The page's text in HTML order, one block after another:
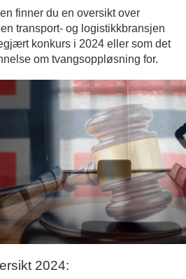
finner du en oversikt over
transport- og logistikkbransjen
konkurs i 2024 eller som det
om tvangsoppløsning for.
2024: